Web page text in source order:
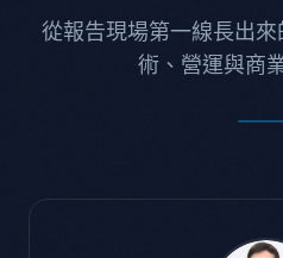
從報告現場第一線長出
術、營運與商